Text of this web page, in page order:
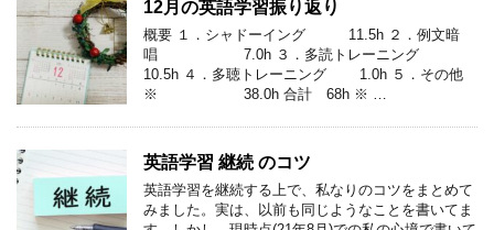
12月の英語学習振り返り
概要 １．シャドーイング 11.5h ２．例文暗
唱 7.0h ３．多読トレーニング
10.5h ４．多聴トレーニング 1.0h ５．その他
※ 38.0h 合計 68h ※ …
英語学習 継続 のコツ
英語学習を継続する上で、私なりのコツをまとめて
みました。実は、以前も同じようなことを書いてま